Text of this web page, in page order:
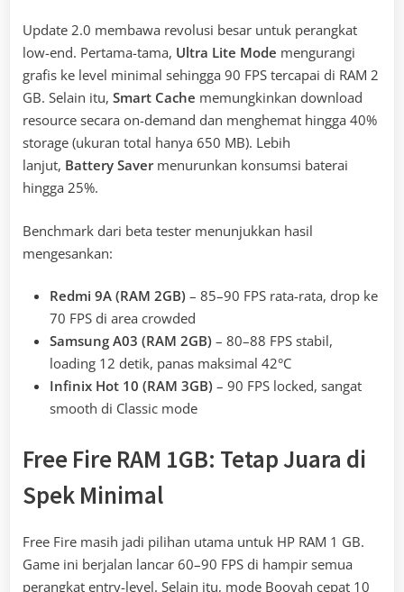
Update 2.0 membawa revolusi besar untuk perangkat
low-end. Pertama-tama, Ultra Lite Mode mengurangi
grafis ke level minimal sehingga 90 FPS tercapai di RAM 2
GB. Selain itu, Smart Cache memungkinkan download
resource secara on-demand dan menghemat hingga 40%
storage (ukuran total hanya 650 MB). Lebih
lanjut, Battery Savermenurunkan konsumsi baterai
hingga 25%.
Benchmark dari beta tester menunjukkan hasil
mengesankan:
Redmi 9A (RAM 2GB) – 85–90 FPS rata-rata, drop ke
70 FPS di area crowded
Samsung A03 (RAM 2GB) – 80–88 FPS stabil,
loading 12 detik, panas maksimal 42°C
Infinix Hot 10 (RAM 3GB) – 90 FPS locked, sangat
smooth di Classic mode
Free Fire RAM 1GB: Tetap Juara di
Spek Minimal
Free Fire masih jadi pilihan utama untuk HP RAM 1 GB.
Game ini berjalan lancar 60–90 FPS di hampir semua
perangkat entry-level. Selain itu, mode Booyah cepat 10